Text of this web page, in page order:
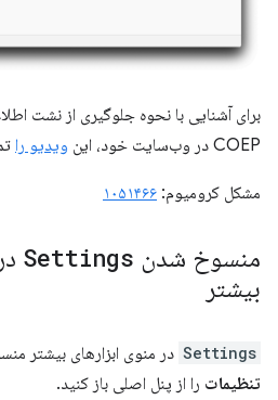
COEP در وب‌سایت خود، این
ویدیو را
مشکل کرومیوم: ۱۰۵۱۴۶۶
منسوخ شدن Settings
بیشتر
Settings در منوی ابزارهای بیشتر
تنظیمات را از پنل اصلی باز کنید.